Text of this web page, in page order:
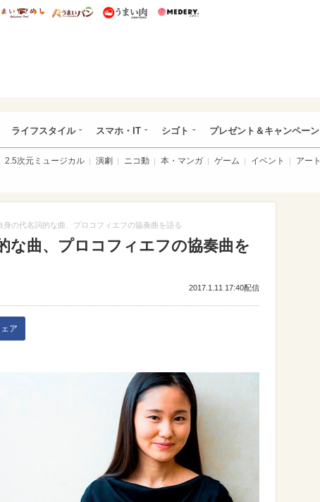
ディズニー特集
うまいめし うまいパン うまい肉
ライフスタイル スマホ・IT シゴト プレゼント＆キャンペーン
2.5次元ミュージカル 演劇 ニコ動 本・マンガ ゲーム イベント アート
身の代名詞的な曲、プロコフィエフの協奏曲を語る
な曲、プロコフィエフの協奏曲を
2017.1.11 17:40配信
ア